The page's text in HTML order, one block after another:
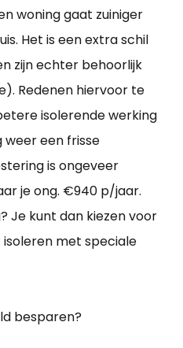
woning gaat zuiniger
Het is een extra schil
zijn echter behoorlijk
Redenen hiervoor te
isolerende werking
een frisse
is ongeveer
je ong. €940 p/jaar.
Je kunt dan kiezen voor
met speciale
besparen?